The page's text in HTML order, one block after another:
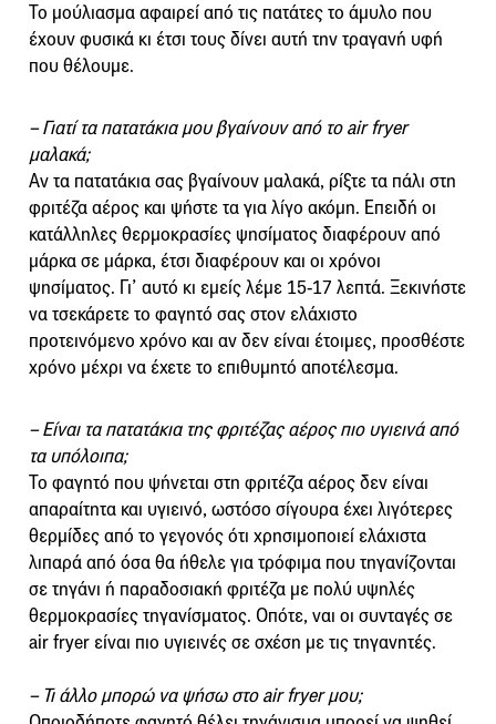
Το μούλιασμα αφαιρεί από τις πατάτες το άμυλο που
έχουν φυσικά κι έτσι τους δίνει αυτή την τραγανή υφή
που θέλουμε.
– Γιατί τα πατατάκια μου βγαίνουν από το air fryer
μαλακά;
Αν τα πατατάκια σας βγαίνουν μαλακά, ρίξτε τα πάλι στη
φριτέζα αέρος και ψήστε τα για λίγο ακόμη. Επειδή οι
κατάλληλες θερμοκρασίες ψησίματος διαφέρουν από
μάρκα σε μάρκα, έτσι διαφέρουν και οι χρόνοι
ψησίματος. Γι’ αυτό κι εμείς λέμε 15-17 λεπτά. Ξεκινήστε
να τσεκάρετε το φαγητό σας στον ελάχιστο
προτεινόμενο χρόνο και αν δεν είναι έτοιμες, προσθέστε
χρόνο μέχρι να έχετε το επιθυμητό αποτέλεσμα.
– Είναι τα πατατάκια της φριτέζας αέρος πιο υγιεινά από
τα υπόλοιπα;
Το φαγητό που ψήνεται στη φριτέζα αέρος δεν είναι
απαραίτητα και υγιεινό, ωστόσο σίγουρα έχει λιγότερες
θερμίδες από το γεγονός ότι χρησιμοποιεί ελάχιστα
λιπαρά από όσα θα ήθελε για τρόφιμα που τηγανίζονται
σε τηγάνι ή παραδοσιακή φριτέζα με πολύ υψηλές
θερμοκρασίες τηγανίσματος. Οπότε, ναι οι συνταγές σε
air fryer είναι πιο υγιεινές σε σχέση με τις τηγανητές.
– Τι άλλο μπορώ να ψήσω στο air fryer μου;